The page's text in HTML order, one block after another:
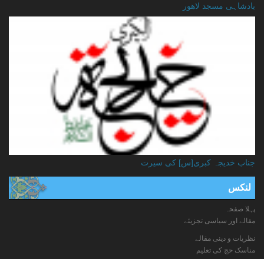
بادشاہی مسجد لاهور
جناب خدیجہ کبری[س] کی سیرت
لنکس
پہلا صفحہ
مقالے اور سیاسی تجزیئے
نظریات و دینی مقالے
مناسک حج کی تعلیم